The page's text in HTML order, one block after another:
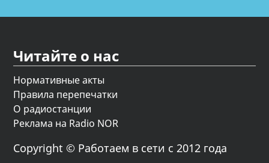
Читайте о нас
Нормативные акты
Правила перепечатки
О радиостанции
Реклама на Radio NOR
Copyright © Работаем в сети с 2012 года